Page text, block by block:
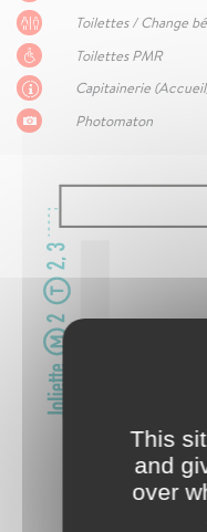
Toilettes / Change
Toilettes PMR
Capitainerie
Photomaton
This
and
over